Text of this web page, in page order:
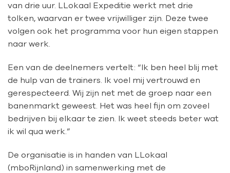
van drie uur. LLokaal Expeditie werkt met drie
tolken, waarvan er twee vrijwilliger zijn. Deze twee
volgen ook het programma voor hun eigen stappen
naar werk.
Een van de deelnemers vertelt: “Ik ben heel blij met
de hulp van de trainers. Ik voel mij vertrouwd en
gerespecteerd. Wij zijn net met de groep naar een
banenmarkt geweest. Het was heel fijn om zoveel
bedrijven bij elkaar te zien. Ik weet steeds beter wat
ik wil qua werk.”
De organisatie is in handen van LLokaal
(mboRijnland) in samenwerking met de